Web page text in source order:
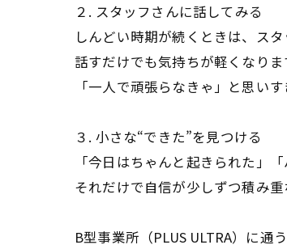
２. スタッフさんに話してみる
しんどい時期が続くときは、ス
話すだけでも気持ちが軽くなり
「一人で頑張らなきゃ」と思い
３. 小さな“できた”を見つける
「今日はちゃんと起きられた」
それだけで自信が少しずつ積み
B型事業所（PLUS ULTRA）に